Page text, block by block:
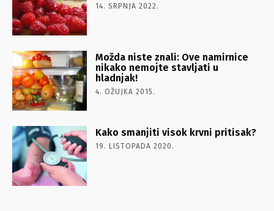
14. SRPNJA 2022.
Možda niste znali: Ove namirnice
nikako nemojte stavljati u
hladnjak!
4. OŽUJKA 2015.
Kako smanjiti visok krvni pritisak?
19. LISTOPADA 2020.